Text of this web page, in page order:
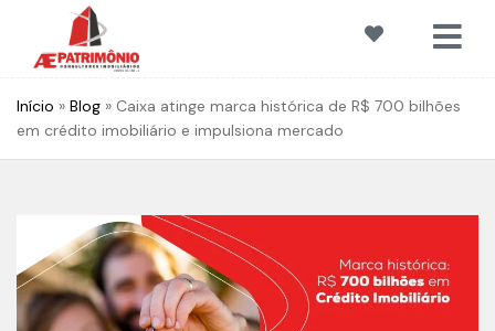
Início » Blog » Caixa atinge marca histórica de R$ 700 bilhões
em crédito imobiliário e impulsiona mercado